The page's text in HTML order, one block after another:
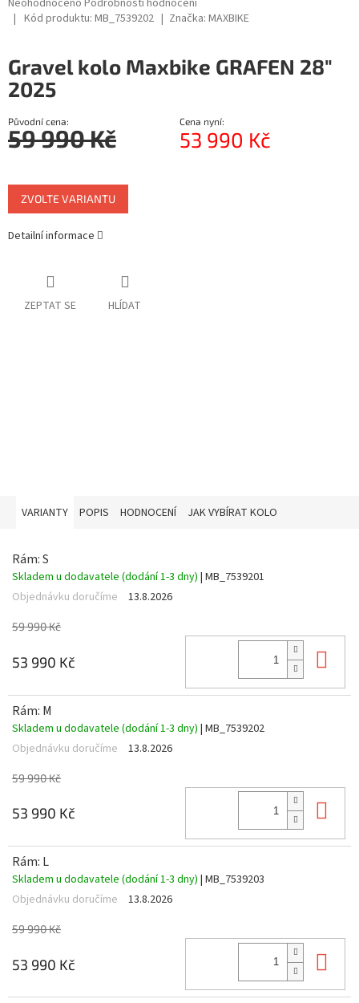
M
hodnocení
0,0
z
5
Neohodnoceno Podrobnosti hodnocení
Kód produktu: MB_7539202 Značka:MAXBIKE
Gravel kolo Maxbike GRAFEN 28"
2025
Původní cena:
59 990 Kč
Cena nyní:
53 990 Kč
cena:
ZVOLTE VARIANTU
Detailní informace
ZEPTAT SE HLÍDAT
VARIANTY POPIS HODNOCENÍ JAK VYBÍRAT KOLO
Rám: S
Skladem u dodavatele (dodání 1-3 dny) | MB_7539201
Objednávku doručíme
13.8.2026
59 990 Kč
53 990 Kč
Rám: M
Skladem u dodavatele (dodání 1-3 dny) | MB_7539202
Objednávku doručíme
13.8.2026
59 990 Kč
53 990 Kč
Rám: L
Skladem u dodavatele (dodání 1-3 dny) | MB_7539203
Objednávku doručíme
13.8.2026
59 990 Kč
53 990 Kč